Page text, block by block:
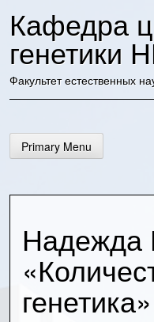
content
Кафедра
генетики
Факультет естественных
Primary Menu
Надежда
генетика»